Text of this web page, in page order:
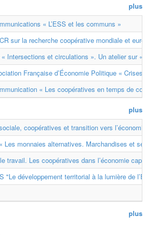
plus
« L’ESS et les communs »
sur la recherche coopérative mondiale et
« Intersections et circulations ». Un atelier sur «
Française d’Économie Politique « Crises
« Les coopératives en temps de
plus
coopératives et transition vers
Les monnaies alternatives. Marchandises et
travail. Les coopératives dans l’économie
"Le développement territorial à la lumière de
plus